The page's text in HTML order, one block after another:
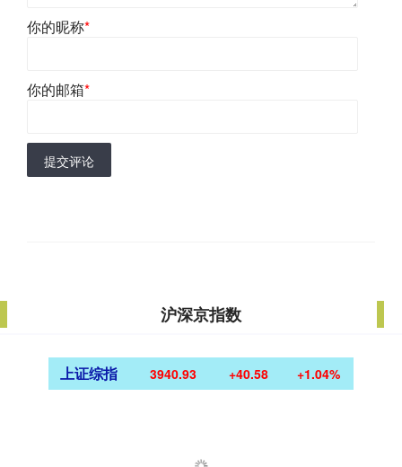
你的昵称*
你的邮箱*
提交评论
沪深京指数
上证综指 3940.93 +40.58 +1.04%